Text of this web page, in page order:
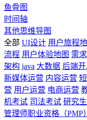
鱼骨图
时间轴
其他思维导图
全部 UI设计 用户旅程
流程 用户体验地图 需
架构 java 大数据 后端
新媒体运营 内容运营
营 用户运营 电商运营
机考试 司法考试 研究
管理师职业资格（PMP）